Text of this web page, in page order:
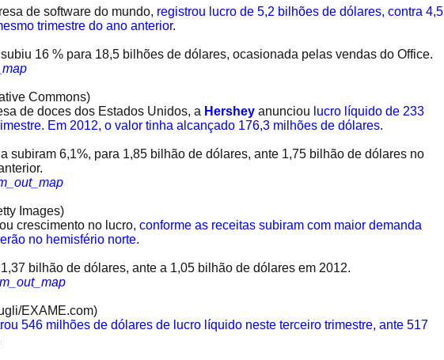
de software do mundo, registrou lucro de 5,2 bilhões de dólares, contra 4,5
trimestre do ano anterior.
16 % para 18,5 bilhões de dólares, ocasionada pelas vendas do Office.
Commons)
de doces dos Estados Unidos, a Hershey anunciou lucro líquido de 233
Em 2012, o valor tinha alcançado 176,3 milhões de dólares.
subiram 6,1%, para 1,85 bilhão de dólares, ante 1,75 bilhão de dólares no
Images)
crescimento no lucro, conforme as receitas subiram com maior demanda
no hemisfério norte.
bilhão de dólares, ante a 1,05 bilhão de dólares em 2012.
EXAME.com)
546 milhões de dólares de lucro líquido neste terceiro trimestre, ante 517